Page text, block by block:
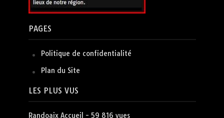
PAGES
Politique de confidentialité
Plan du Site
LES PLUS VUS
Randoaix Accueil - 59 816 vues